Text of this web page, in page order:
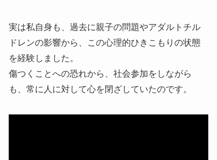
実は私自身も、過去に親子の問題やアダルトチル
ドレンの影響から、この心理的ひきこもりの状態
を経験しました。
傷つくことへの恐れから、社会参加をしながら
も、常に人に対して心を閉ざしていたのです。